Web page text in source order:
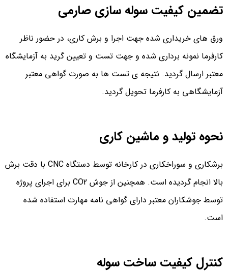
تضمین کیفیت سوله سازی صارمی
ورق های خریداری شده جهت اجرا و برش کاری، در حضور ناظر
کارفرما نمونه برداری شده و جهت تست و تعیین گرید به آزمایشگاه
معتبر ارسال گردید. نتیجه ی تست ها به صورت گواهی معتبر
آزمایشگاهی به کارفرما تحویل گردید.
نحوه تولید و ماشین کاری
برشکاری و سوراخکاری در کارخانه توسط دستگاه CNC با دقت برش
بالا انجام گردیده است. همچنین از جوش CO2 برای اجرای پروژه
توسط جوشکاران معتبر دارای گواهی نامه مهارت استفاده شده
است.
کنترل کیفیت ساخت سوله